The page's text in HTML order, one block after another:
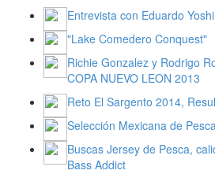
Entrevista con Eduardo
"Lake Comedero Conquest"
Richie Gonzalez y Rodrigo
COPA NUEVO LEON 2013
Reto El Sargento 2014,
Selección Mexicana de
Buscas Jersey de Pesca,
Bass Addict